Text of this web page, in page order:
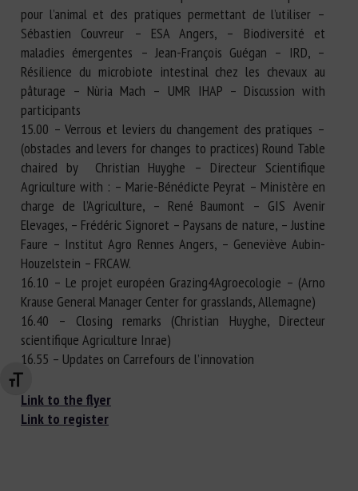
Changer la taille de la police
pour l’animal et des pratiques permettant de l’utiliser –
Sébastien Couvreur – ESA Angers, – Biodiversité et
maladies émergentes – Jean-François Guégan – IRD, –
Résilience du microbiote intestinal chez les chevaux au
pâturage – Nùria Mach – UMR IHAP – Discussion with
participants
15.00 – Verrous et leviers du changement des pratiques –
(obstacles and levers for changes to practices) Round Table
chaired by Christian Huyghe – Directeur Scientifique
Agriculture with : – Marie-Bénédicte Peyrat – Ministère en
charge de l’Agriculture, – René Baumont – GIS Avenir
Elevages, – Frédéric Signoret – Paysans de nature, – Justine
Faure – Institut Agro Rennes Angers, – Geneviève Aubin-
Houzelstein – FRCAW.
16.10 – Le projet européen Grazing4Agroecologie – (Arno
Krause General Manager Center for grasslands, Allemagne)
16.40 – Closing remarks (Christian Huyghe, Directeur
scientifique Agriculture Inrae)
16.55 – Updates on Carrefours de l’innovation
Link to the flyer
Link to register